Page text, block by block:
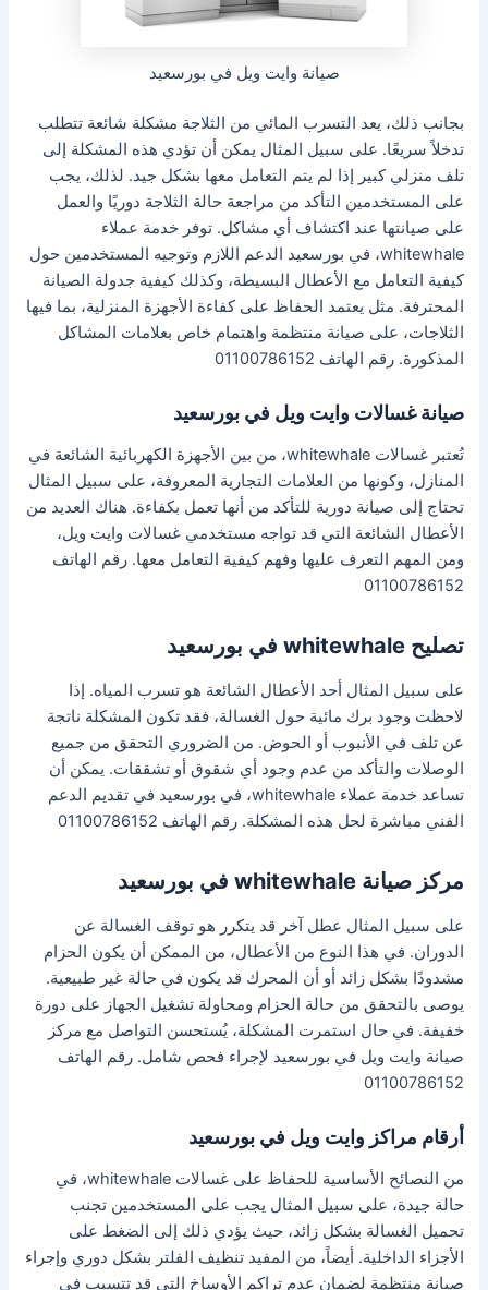
صيانة وايت ويل في بورسعيد
بجانب ذلك، يعد التسرب المائي من الثلاجة مشكلة شائعة تتطلب
تدخلاً سريعًا. على سبيل المثال يمكن أن تؤدي هذه المشكلة إلى
تلف منزلي كبير إذا لم يتم التعامل معها بشكل جيد. لذلك، يجب
على المستخدمين التأكد من مراجعة حالة الثلاجة دوريًا والعمل
على صيانتها عند اكتشاف أي مشاكل. توفر خدمة عملاء
whitewhale، في بورسعيد الدعم اللازم وتوجيه المستخدمين حول
كيفية التعامل مع الأعطال البسيطة، وكذلك كيفية جدولة الصيانة
المحترفة. مثل يعتمد الحفاظ على كفاءة الأجهزة المنزلية، بما فيها
الثلاجات، على صيانة منتظمة واهتمام خاص بعلامات المشاكل
المذكورة. رقم الهاتف 01100786152
صيانة غسالات وايت ويل في بورسعيد
تُعتبر غسالات whitewhale، من بين الأجهزة الكهربائية الشائعة في
المنازل، وكونها من العلامات التجارية المعروفة، على سبيل المثال
تحتاج إلى صيانة دورية للتأكد من أنها تعمل بكفاءة. هناك العديد من
الأعطال الشائعة التي قد تواجه مستخدمي غسالات وايت ويل،
ومن المهم التعرف عليها وفهم كيفية التعامل معها. رقم الهاتف
01100786152
تصليح whitewhale في بورسعيد
على سبيل المثال أحد الأعطال الشائعة هو تسرب المياه. إذا
لاحظت وجود برك مائية حول الغسالة، فقد تكون المشكلة ناتجة
عن تلف في الأنبوب أو الحوض. من الضروري التحقق من جميع
الوصلات والتأكد من عدم وجود أي شقوق أو تشققات. يمكن أن
تساعد خدمة عملاء whitewhale، في بورسعيد في تقديم الدعم
الفني مباشرة لحل هذه المشكلة. رقم الهاتف 01100786152
مركز صيانة whitewhale في بورسعيد
على سبيل المثال عطل آخر قد يتكرر هو توقف الغسالة عن
الدوران. في هذا النوع من الأعطال، من الممكن أن يكون الحزام
مشدودًا بشكل زائد أو أن المحرك قد يكون في حالة غير طبيعية.
يوصى بالتحقق من حالة الحزام ومحاولة تشغيل الجهاز على دورة
خفيفة. في حال استمرت المشكلة، يُستحسن التواصل مع مركز
صيانة وايت ويل في بورسعيد لإجراء فحص شامل. رقم الهاتف
01100786152
أرقام مراكز وايت ويل في بورسعيد
من النصائح الأساسية للحفاظ على غسالات whitewhale، في
حالة جيدة، على سبيل المثال يجب على المستخدمين تجنب
تحميل الغسالة بشكل زائد، حيث يؤدي ذلك إلى الضغط على
الأجزاء الداخلية. أيضاً، من المفيد تنظيف الفلتر بشكل دوري وإجراء
صيانة منتظمة لضمان عدم تراكم الأوساخ التي قد تتسبب في